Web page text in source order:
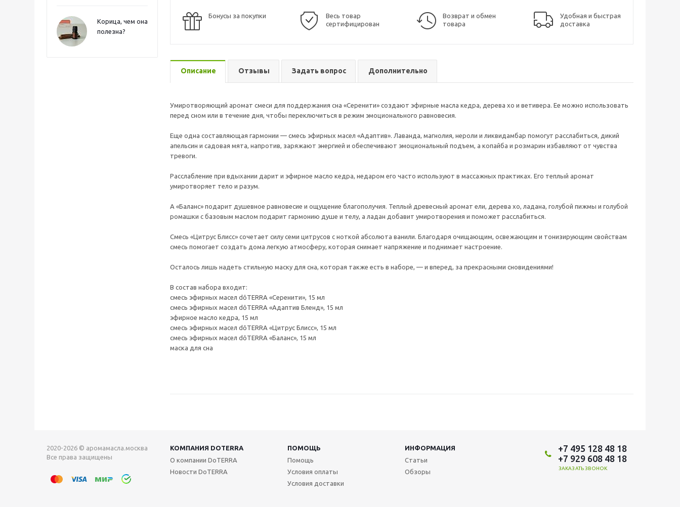
Корица, чем она
полезна?
Бонусы за покупки
Весь товар
сертифицирован
Возврат и обмен
товара
Удобная и быстрая
доставка
Описание Отзывы Задать вопрос Дополнительно
Умиротворяющий аромат смеси для поддержания сна «Серенити» создают эфирные масла кедра, дерева хо и ветивера. Ее можно использовать
перед сном или в течение дня, чтобы переключиться в режим эмоционального равновесия.
Еще одна составляющая гармонии — смесь эфирных масел «Адаптив». Лаванда, магнолия, нероли и ликвидамбар помогут расслабиться, дикий
апельсин и садовая мята, напротив, заряжают энергией и обеспечивают эмоциональный подъем, а копайба и розмарин избавляют от чувства
тревоги.
Расслабление при вдыхании дарит и эфирное масло кедра, недаром его часто используют в массажных практиках. Его теплый аромат
умиротворяет тело и разум.
А «Баланс» подарит душевное равновесие и ощущение благополучия. Теплый древесный аромат ели, дерева хо, ладана, голубой пижмы и голубой
ромашки с базовым маслом подарит гармонию душе и телу, а ладан добавит умиротворения и поможет расслабиться.
Смесь «Цитрус Блисс» сочетает силу семи цитрусов с ноткой абсолюта ванили. Благодаря очищающим, освежающим и тонизирующим свойствам
смесь помогает создать дома легкую атмосферу, которая снимает напряжение и поднимает настроение.
Осталось лишь надеть стильную маску для сна, которая также есть в наборе, — и вперед, за прекрасными сновидениями!
В состав набора входит:
смесь эфирных масел dōTERRA «Серенити», 15 мл
смесь эфирных масел dōTERRA «Адаптив Бленд», 15 мл
эфирное масло кедра, 15 мл
смесь эфирных масел dōTERRA «Цитрус Блисс», 15 мл
смесь эфирных масел dōTERRA «Баланс», 15 мл
маска для сна
2020-2026 © аромамасла.москва
Все права защищены
КОМПАНИЯ DOTERRA ПОМОЩЬ
ИНФОРМАЦИЯ
О компании DoTERRA
Новости DoTERRA
Помощь
Условия оплаты
Условия доставки
Статьи
Обзоры
+7 495 128 48 18
+7 929 608 48 18
ЗАКАЗАТЬ ЗВОНОК